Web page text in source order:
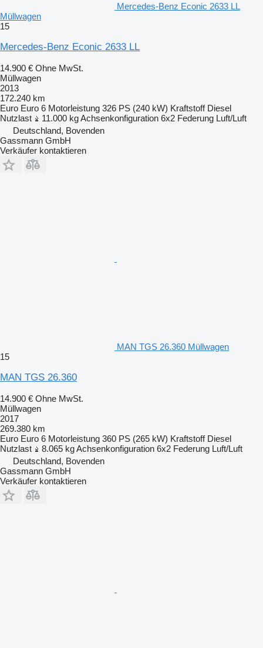
Mercedes-Benz Econic 2633 LL
Müllwagen
15
Mercedes-Benz Econic 2633 LL
14.900 € Ohne MwSt.
Müllwagen
2013
172.240 km
Euro Euro 6 Motorleistung 326 PS (240 kW) Kraftstoff Diesel
Nutzlast
11.000 kgAchsenkonfiguration 6x2 Federung Luft/Luft
Deutschland, Bovenden
Gassmann GmbH
Verkäufer kontaktieren
MAN TGS 26.360 Müllwagen
15
MAN TGS 26.360
14.900 € Ohne MwSt.
Müllwagen
2017
269.380 km
Euro Euro 6 Motorleistung 360 PS (265 kW) Kraftstoff Diesel
Nutzlast
8.065 kgAchsenkonfiguration 6x2 Federung Luft/Luft
Deutschland, Bovenden
Gassmann GmbH
Verkäufer kontaktieren